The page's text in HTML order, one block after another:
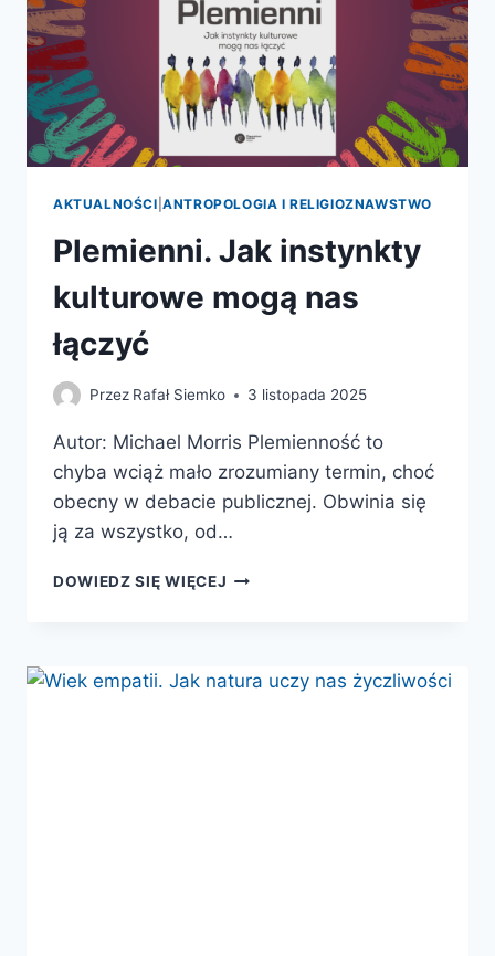
AKTUALNOŚCI |ANTROPOLOGIA I RELIGIOZNAWSTWO
Plemienni. Jak instynkty
kulturowe mogą nas
łączyć
Przez Rafał Siemko 3 listopada 2025
Autor: Michael Morris Plemienność to
chyba wciąż mało zrozumiany termin, choć
obecny w debacie publicznej. Obwinia się
ją za wszystko, od…
DOWIEDZ SIĘ WIĘCEJ PLEMIENNI.
NAS